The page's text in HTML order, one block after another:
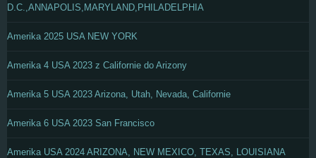
D.C.,ANNAPOLIS,MARYLAND,PHILADELPHIA
Amerika 2025 USA NEW YORK
Amerika 4 USA 2023 z Californie do Arizony
Amerika 5 USA 2023 Arizona, Utah, Nevada, Californie
Amerika 6 USA 2023 San Francisco
Amerika USA 2024 ARIZONA, NEW MEXICO, TEXAS, LOUISIANA